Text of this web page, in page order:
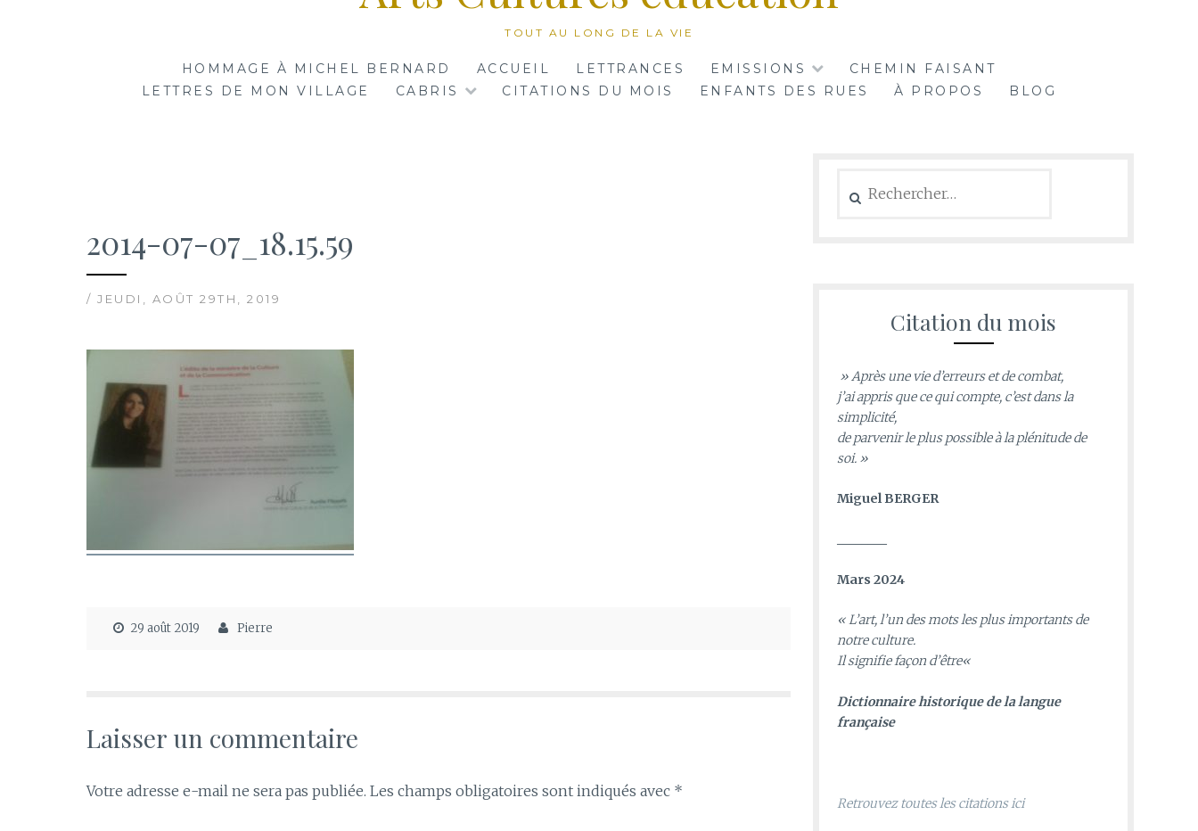
TOUT AU LONG DE LA VIE
HOMMAGE À MICHEL BERNARD ACCUEIL LETTRANCES EMISSIONS
CHEMIN FAISANT
LETTRES DE MON VILLAGE
CABRIS CITATIONS DU MOIS ENFANTS DES RUES À PROPOS BLOG
2014-07-07_18.15.59
/ JEUDI, AOÛT 29TH, 2019
29 août 2019 Pierre
Laisser un commentaire
Votre adresse e-mail ne sera pas publiée. Les champs obligatoires sont indiqués avec *
Citation du mois
» Après une vie d’erreurs et de combat,
j’ai appris que ce qui compte, c’est dans la
simplicité,
de parvenir le plus possible à la plénitude de
soi. »
Miguel BERGER
Mars 2024
«L’art, l’un des mots les plus importants de
notre culture.
Il signifie façon d’être«
Dictionnaire historique de la langue
française
Retrouvez toutes les citations ici